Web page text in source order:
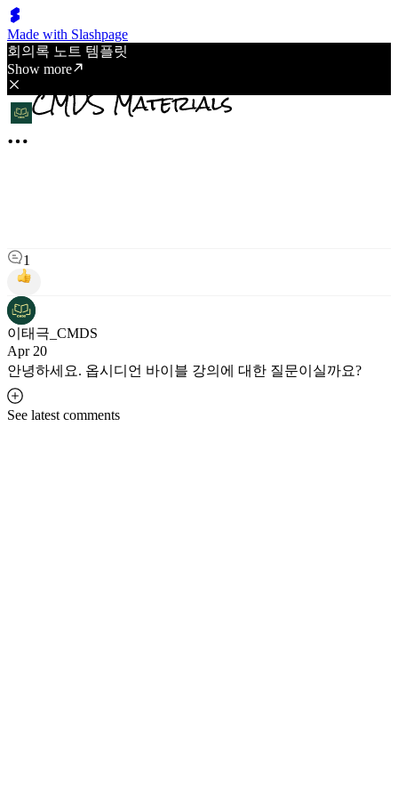
Made with Slashpage
회의록 노트 템플릿
Show more
1
이태극_CMDS
Apr 20
안녕하세요. 옵시디언 바이블 강의에 대한 질문이실까요?
See latest comments